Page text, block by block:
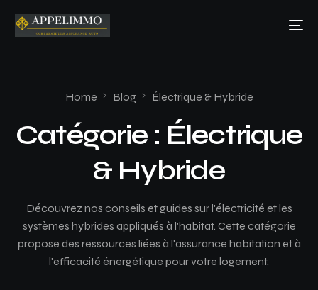
Home Blog Électrique & Hybride
Catégorie : Électrique
& Hybride
Découvrez nos conseils et guides sur l'électricité et les
systèmes hybrides appliqués à l'habitat. Cette catégorie
propose des ressources liées à l'assurance habitation et à
l'efficacité énergétique pour votre logement.